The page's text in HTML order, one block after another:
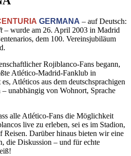
GERMANA – auf Deutsch:
– wurde am 26. April 2003 in Madrid
dem 100. Vereinsjubiläum
Rojiblanco-Fans begann,
Atlético-Madrid-Fanklub in
Atléticos aus dem deutschsprachigen
unabhängig von Wohnort, Sprache
alle Atlético-Fans die Möglichkeit
live zu erleben, sei es im Stadion,
Reisen. Darüber hinaus bieten wir eine
die Diskussion – und für echte